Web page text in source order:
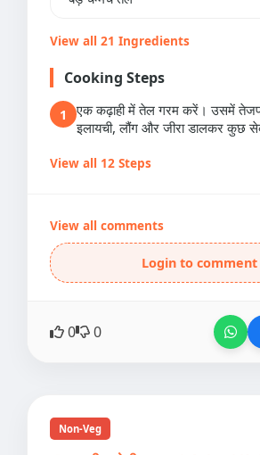
View all 21 Ingredients
Cooking Steps
1
एक कढ़ाही में तेल गरम करें। उसमें
इलायची, लौंग और जीरा डालकर कुछ
View all 12 Steps
View all comments
Login to comment
0 0
Non-Veg